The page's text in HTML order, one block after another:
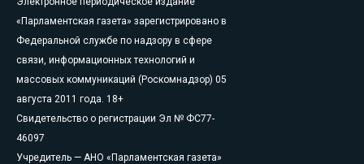
«Парламентская газета» зарегистрировано в
Федеральной службе по надзору в сфере
связи, информационных технологий и
массовых коммуникаций (Роскомнадзор) 05
августа 2011 года. 18+
Свидетельство о регистрации Эл № ФС77-
46097
Учредитель — АНО «Парламентская газета»